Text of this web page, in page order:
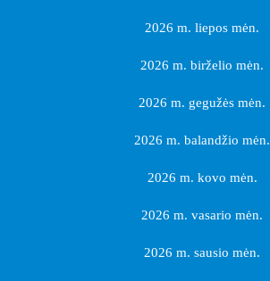
2026 m. liepos mėn.
2026 m. birželio mėn.
2026 m. gegužės mėn.
2026 m. balandžio mėn.
2026 m. kovo mėn.
2026 m. vasario mėn.
2026 m. sausio mėn.